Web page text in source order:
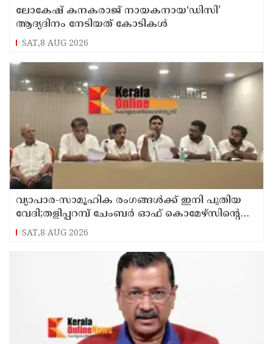
ലോകേഷ് കനകരാജ് നായകനായ‘ഡിസി’
ആദ്യദിനം നേടിയത് കോടികൾ
SAT,8 AUG 2026
വ്യാപാര-സാമൂഹിക രംഗങ്ങൾക്ക് ഇനി പുതിയ
വേദി;തളിപ്പറമ്പ് ചേംബർ ഓഫ് കൊമേഴ്‌സിന്റെ
ഓഫീസും കോൺഫറൻസ് ഹാളും ഒരുങ്ങി
SAT,8 AUG 2026